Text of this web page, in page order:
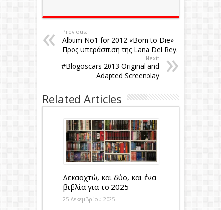
Previous:
Album Νο1 for 2012 «Born to Die»
Προς υπεράσπιση της Lana Del Rey.
Next:
#Blogoscars 2013 Original and
Adapted Screenplay
Related Articles
Δεκαοχτώ, και δύο, και ένα
βιβλία για το 2025
25 Δεκεμβρίου 2025